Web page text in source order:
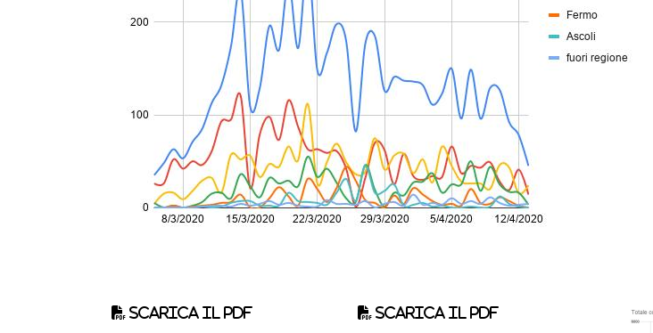
Scarica il pdf Scarica il pdf